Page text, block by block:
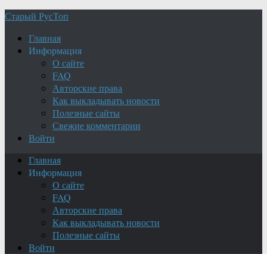
Старый РусТоп
Главная
Информация
О сайте
FAQ
Авторские права
Как выкладывать новости
Полезные сайты
Свежие комментарии
Войти
Главная
Информация
О сайте
FAQ
Авторские права
Как выкладывать новости
Полезные сайты
Войти